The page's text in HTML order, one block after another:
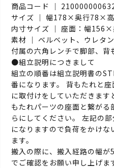
商品コード ｜
サイズ ｜ 幅178×奥行78×
内寸サイズ ｜ 座面：幅
素材 ｜ ベルベット、ウレタ
付属の六角レンチで脚部、背
●組立説明につきまして
組立の順番は組立説明書の
番になります。 背もたれと
に取付けをしていただきま
もたれパーツの座面と繋が
らにしてください。 左記の
になりますので負荷をかけ
ます。
搬入の際に、搬入経路の幅
でご確認をお願い申し上げま